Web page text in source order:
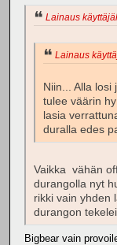
Lainaus
Lainaus
Niin... Alla
tulee väärin
lasia
duralla edes
Vaikka vähän
durangolla nyt
rikki vain yhden
durangon
Bigbear vain